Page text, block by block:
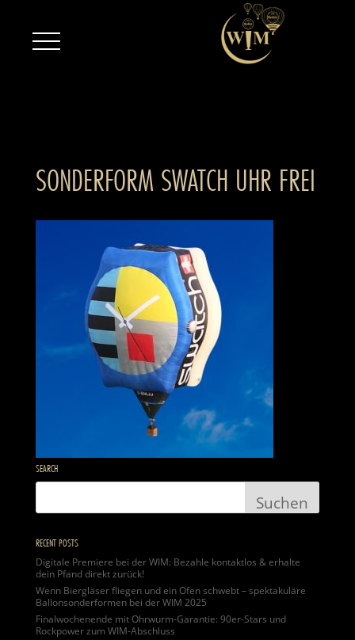
SONDERFORM SWATCH UHR FREI
SEARCH
RECENT POSTS
Digitale Premiere bei der WIM: Bezahle kontaktlos & erhalte
dein Pfand direkt zurück!
Wenn Biergläser fliegen und ein Ofen schwebt – spektakuläre
Ballonsonderformen bei der WIM 2025
Finalwochenende mit Ohrwurm-Garantie: 90er-Stars und
Rockpower zum WIM-Abschluss